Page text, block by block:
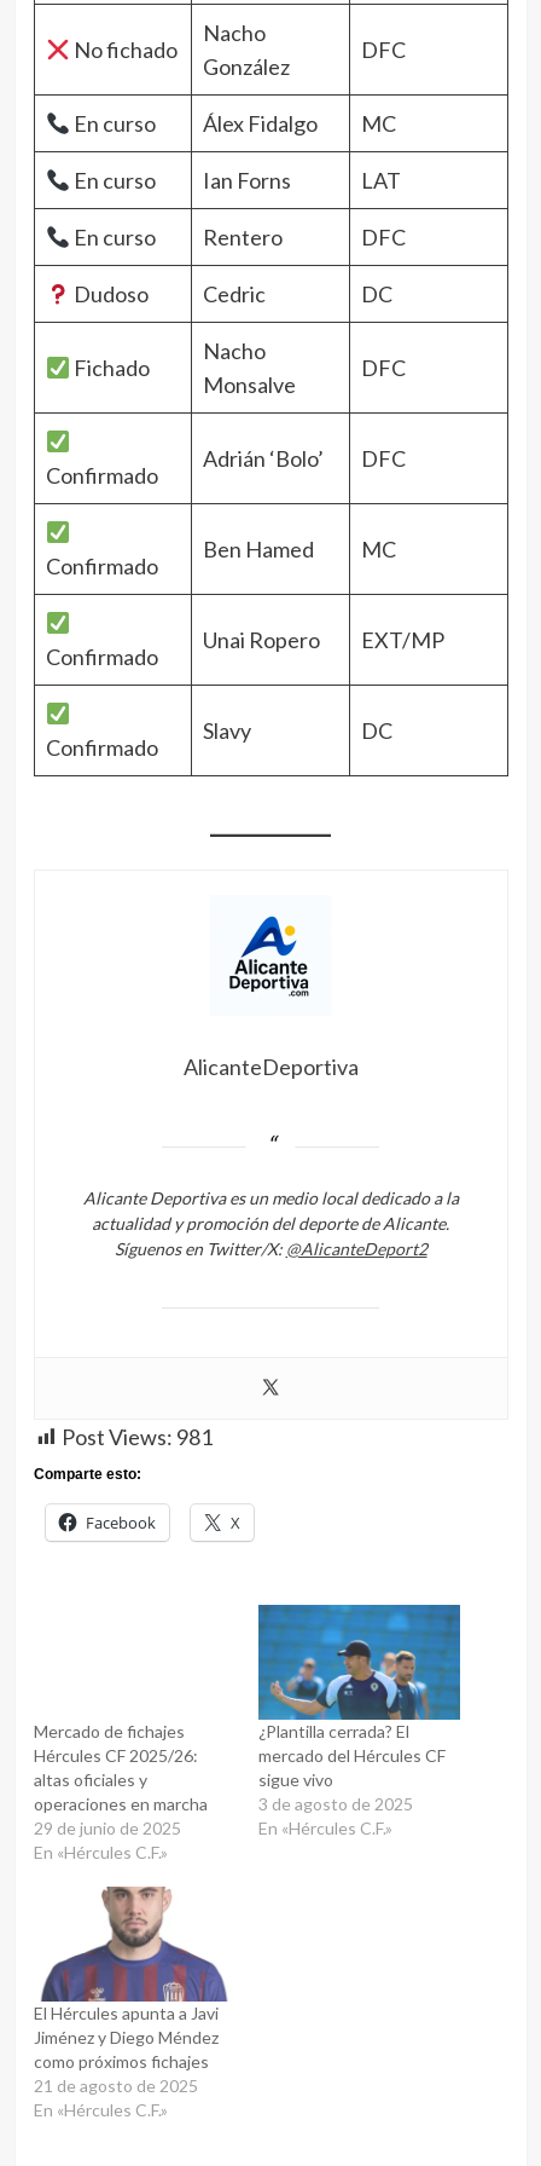
No fichado
Nacho
González
DFC
En curso Álex Fidalgo MC
En curso Ian Forns LAT
En curso Rentero DFC
Dudoso Cedric DC
Fichado
Nacho
Monsalve
DFC
Confirmado
Adrián ‘Bolo’ DFC
Confirmado
Ben Hamed MC
Confirmado
Unai Ropero EXT/MP
Confirmado
Slavy DC
AlicanteDeportiva
Alicante Deportiva es un medio local dedicado a la
actualidad y promoción del deporte de Alicante.
Síguenos en Twitter/X: @AlicanteDeport2
Post Views: 981
Comparte esto:
Facebook X
Mercado de fichajes
Hércules CF 2025/26:
altas oficiales y
operaciones en marcha
29 de junio de 2025
En «Hércules C.F.»
¿Plantilla cerrada? El
mercado del Hércules CF
sigue vivo
3 de agosto de 2025
En «Hércules C.F.»
El Hércules apunta a Javi
Jiménez y Diego Méndez
como próximos fichajes
21 de agosto de 2025
En «Hércules C.F.»